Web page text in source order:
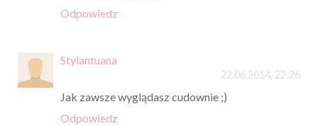
Odpowiedz
Stylantuana
22.06.2014, 22:26
Jak zawsze wyglądasz cudownie ;)
Odpowiedz